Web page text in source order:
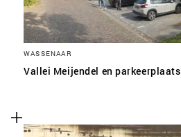
WASSENAAR
Vallei Meijendel en parkeerplaats